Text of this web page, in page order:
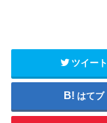
ツイート
はてブ